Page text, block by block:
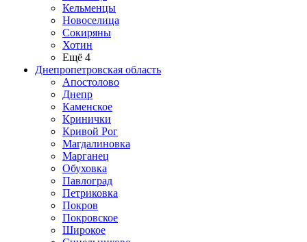
Кельменцы
Новоселица
Сокиряны
Хотин
Ещё 4
Днепропетровская область
Апостолово
Днепр
Каменское
Кринички
Кривой Рог
Магдалиновка
Марганец
Обуховка
Павлоград
Петриковка
Покров
Покровское
Широкое